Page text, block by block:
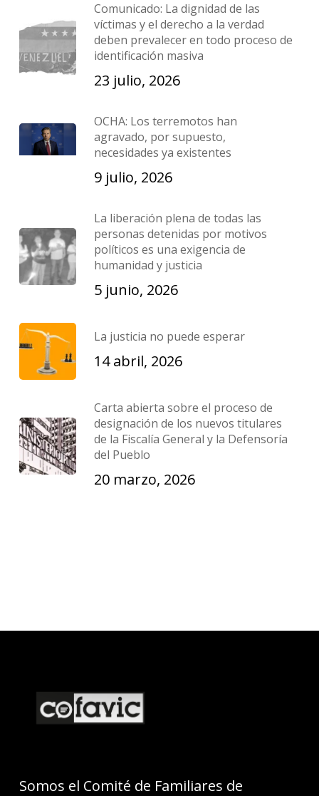
Comunicado: La dignidad de las
víctimas y el derecho a la verdad
deben prevalecer en todo proceso de
identificación masiva
23 julio, 2026
OCHA: Los terremotos han
agravado, por supuesto,
necesidades ya existentes
9 julio, 2026
La liberación plena de todas las
personas detenidas por motivos
políticos es una exigencia de
humanidad y justicia
5 junio, 2026
La justicia no puede esperar
14 abril, 2026
Carta abierta sobre el proceso de
designación de los nuevos titulares
de la Fiscalía General y la Defensoría
del Pueblo
20 marzo, 2026
Somos el Comité de Familiares de